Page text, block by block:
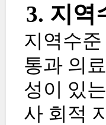
3. 지역
지역수
통과 의
성이 있
사 회적